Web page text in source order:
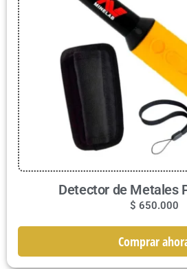
Detector de Metales
$ 650.000
Comprar